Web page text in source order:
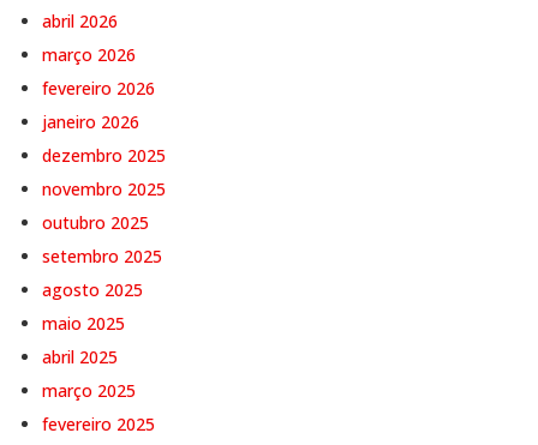
abril 2026
março 2026
fevereiro 2026
janeiro 2026
dezembro 2025
novembro 2025
outubro 2025
setembro 2025
agosto 2025
maio 2025
abril 2025
março 2025
fevereiro 2025